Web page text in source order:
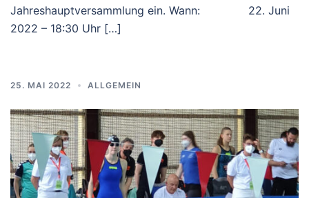
Jahreshauptversammlung ein. Wann: 22. Juni
2022 – 18:30 Uhr […]
25. MAI 2022 ALLGEMEIN